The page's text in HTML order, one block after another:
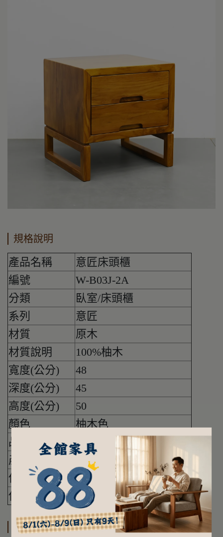
規格說明
產品名稱
意匠床頭櫃
編號
W-B03J-2A
分類
臥室/床頭櫃
系列
意匠
材質
原木
材質說明
100%柚木
寬度(公分)
48
深度(公分)
45
高度(公分)
50
顏色
柚木色
品牌
惟寓設計傢俬WayCASA
產地
印度尼西亞
保養方法
抹布擦拭即可
使用注意事項請勿使用酒精擦拭
訂購及運送方式